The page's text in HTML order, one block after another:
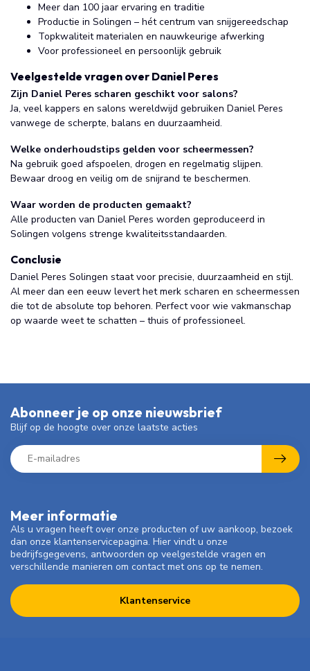
Meer dan 100 jaar ervaring en traditie
Productie in Solingen – hét centrum van snijgereedschap
Topkwaliteit materialen en nauwkeurige afwerking
Voor professioneel en persoonlijk gebruik
Veelgestelde vragen over Daniel Peres
Zijn Daniel Peres scharen geschikt voor salons?
Ja, veel kappers en salons wereldwijd gebruiken Daniel Peres
vanwege de scherpte, balans en duurzaamheid.
Welke onderhoudstips gelden voor scheermessen?
Na gebruik goed afspoelen, drogen en regelmatig slijpen.
Bewaar droog en veilig om de snijrand te beschermen.
Waar worden de producten gemaakt?
Alle producten van Daniel Peres worden geproduceerd in
Solingen volgens strenge kwaliteitsstandaarden.
Conclusie
Daniel Peres Solingen staat voor precisie, duurzaamheid en stijl.
Al meer dan een eeuw levert het merk scharen en scheermessen
die tot de absolute top behoren. Perfect voor wie vakmanschap
op waarde weet te schatten – thuis of professioneel.
Meer informatie
Als u vragen heeft over onze producten of uw aankoop, bezoek
dan onze klantenservicepagina. Hier vindt u onze
bedrijfsgegevens, antwoorden op veelgestelde vragen en
verschillende manieren om contact met ons op te nemen.
Klantenservice
Abonneer je op onze nieuwsbrief
Blijf op de hoogte over onze laatste acties